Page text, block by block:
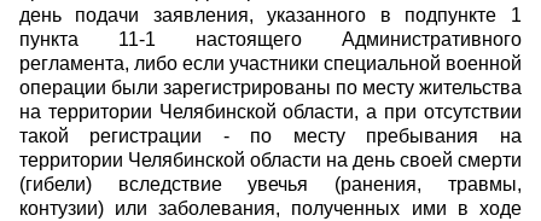
день подачи заявления, указанного в подпункте 1
пункта 11-1 настоящего Административного
регламента, либо если участники специальной военной
операции были зарегистрированы по месту жительства
на территории Челябинской области, а при отсутствии
такой регистрации - по месту пребывания на
территории Челябинской области на день своей смерти
(гибели) вследствие увечья (ранения, травмы,
контузии) или заболевания, полученных ими в ходе